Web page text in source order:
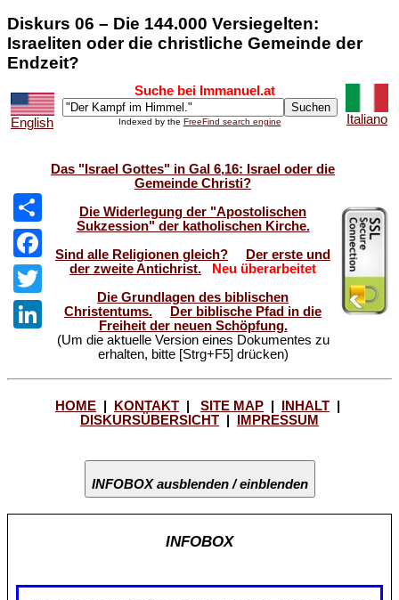
Diskurs 06 – Die 144.000 Versiegelten:
Israeliten oder die christliche Gemeinde der
Endzeit?
English
Suche bei Immanuel.at
Indexed by the FreeFind search engine Italiano
Share
Facebook
Twitter
LinkedIn
Das "Israel Gottes" in Gal 6,16: Israel oder die
Gemeinde Christi?
Die Widerlegung der "Apostolischen
Sukzession" der katholischen Kirche.
Sind alle Religionen gleich?
Der erste und
der zweite Antichrist.
Neu überarbeitet
Die Grundlagen des biblischen
Christentums.
Der biblische Pfad in die
Freiheit der neuen Schöpfung.
(Um die aktuelle Version eines Dokumentes zu
erhalten, bitte [Strg+F5] drücken)
HOME KONTAKT SITE MAP INHALT
DISKURSÜBERSICHT
IMPRESSUM
INFOBOX ausblenden / einblenden
INFOBOX